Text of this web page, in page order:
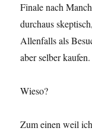
Finale nach
durchaus
Allenfalls als
aber selber kaufen.
Wieso?
Zum einen weil